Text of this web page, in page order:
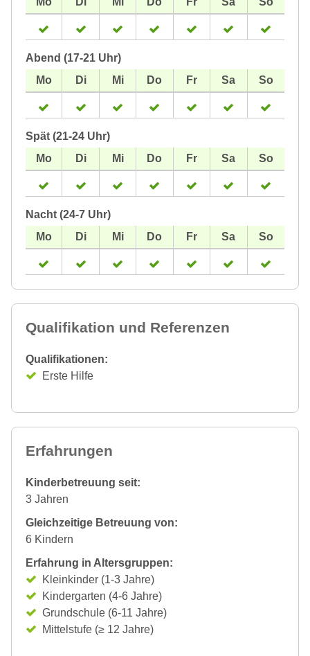
Abend (17-21 Uhr)
Spät (21-24 Uhr)
Nacht (24-7 Uhr)
Qualifikation und Referenzen
Qualifikationen:
Erste Hilfe
Erfahrungen
Kinderbetreuung seit:
3 Jahren
Gleichzeitige Betreuung von:
6 Kindern
Erfahrung in Altersgruppen:
Kleinkinder (1-3 Jahre)
Kindergarten (4-6 Jahre)
Grundschule (6-11 Jahre)
Mittelstufe (≥ 12 Jahre)